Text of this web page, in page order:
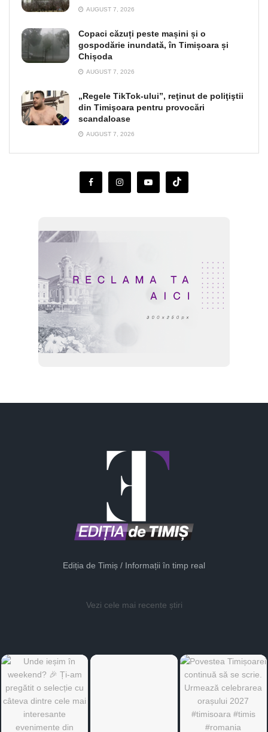
AUGUST 7, 2026
Copaci căzuți peste mașini și o
gospodărie inundată, în Timișoara și
Chișoda
AUGUST 7, 2026
„Regele TikTok-ului”, reţinut de poliţiştii
din Timişoara pentru provocări
scandaloase
AUGUST 7, 2026
Ediția de Timiș / Informații în timp real
Vezi cele mai recente știri